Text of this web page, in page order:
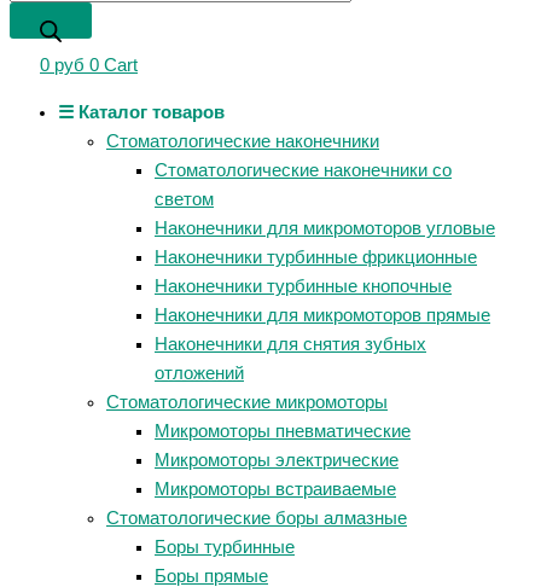
0 руб 0 Cart
☰ Каталог товаров
Стоматологические наконечники
Стоматологические наконечники со
светом
Наконечники для микромоторов угловые
Наконечники турбинные фрикционные
Наконечники турбинные кнопочные
Наконечники для микромоторов прямые
Наконечники для снятия зубных
отложений
Стоматологические микромоторы
Микромоторы пневматические
Микромоторы электрические
Микромоторы встраиваемые
Стоматологические боры алмазные
Боры турбинные
Боры прямые